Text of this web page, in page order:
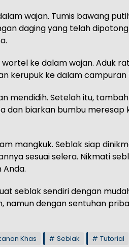
wajan. Tumis bawang
daging yang telah
ke dalam wajan. Aduk
kerupuk ke dalam
mendidih. Setelah itu,
dan biarkan bumbu meresap
mangkuk. Seblak siap
sesuai selera. Nikmati
seblak sendiri dengan
namun dengan sentuhan
Khas Seblak Tutorial